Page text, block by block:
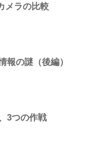
メラの比較
報の謎（後編）
3つの作戦